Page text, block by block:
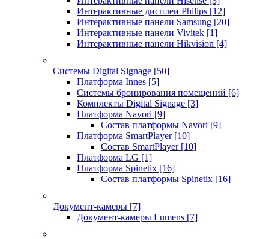
Интерактивные дисплеи Philips [12]
Интерактивные панели Samsung [20]
Интерактивные панели Vivitek [1]
Интерактивные панели Hikvision [4]
Системы Digital Signage [50]
Платформа Innes [5]
Системы бронирования помещений [6]
Комплекты Digital Signage [3]
Платформа Navori [9]
Состав платформы Navori [9]
Платформа SmartPlayer [10]
Состав SmartPlayer [10]
Платформа LG [1]
Платформа Spinetix [16]
Состав платформы Spinetix [16]
Документ-камеры [7]
Документ-камеры Lumens [7]